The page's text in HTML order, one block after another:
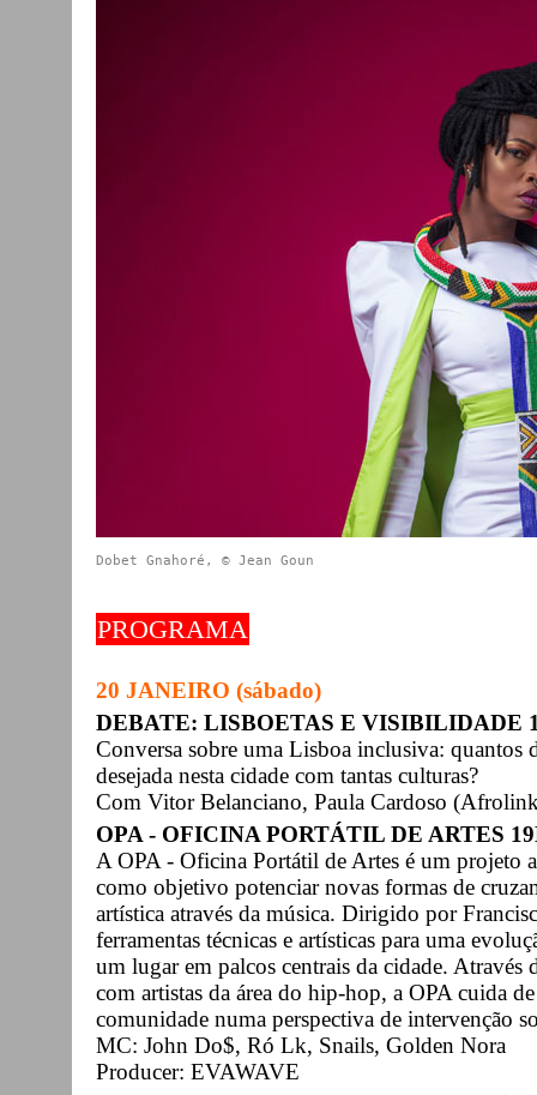
Dobet Gnahoré, © Jean Goun
PROGRAMA
20 JANEIRO (sábado)
DEBATE: LISBOETAS E VISIBILIDADE
Conversa sobre uma Lisboa inclusiva: quantos
desejada nesta cidade com tantas culturas?
Com Vitor Belanciano, Paula Cardoso
OPA - OFICINA PORTÁTIL DE ARTES
A OPA - Oficina Portátil de Artes é um projeto
como objetivo potenciar novas formas de
artística através da música. Dirigido por
ferramentas técnicas e artísticas para uma
um lugar em palcos centrais da cidade. Através
com artistas da área do hip-hop, a OPA cuida
comunidade numa perspectiva de intervenção
MC: John Do$, Ró Lk, Snails, Golden Nora
Producer: EVAWAVE